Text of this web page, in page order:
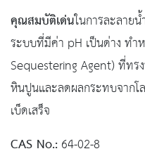
คุณสมบัติเด่นในการละลาย
ระบบที่มีค่า pH เป็นด่าง ทำ
Sequestering Agent) ที่ทร
หินปูนและลดผลกระทบจากโ
เบ็ดเสร็จ
CAS No.:64-02-8